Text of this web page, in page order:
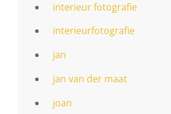
interieur fotografie
interieurfotografie
jan
jan van der maat
joan